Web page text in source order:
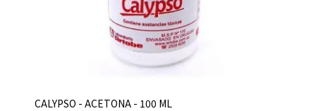
CALYPSO - ACETONA - 100 ML